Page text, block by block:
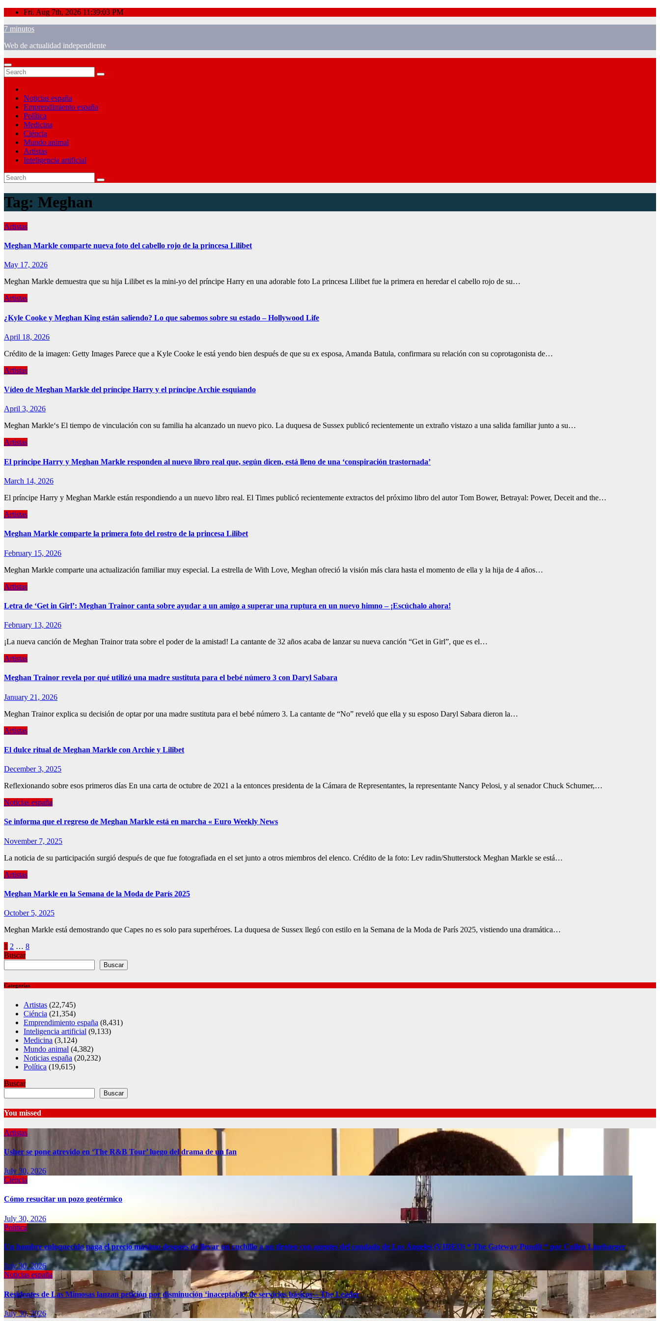
Skip
content
Fri. Aug 7th, 2026 11:39:04 PM
7 minutos
Web de actualidad independiente
Noticias españa
Emprendimiento españa
Política
Medicina
Ciéncia
Mundo animal
Artistas
Inteligencia artificial
Tag: Meghan
Artistas
Meghan Markle comparte nueva foto del cabello rojo de la princesa Lilibet
May 17, 2026
Meghan Markle demuestra que su hija Lilibet es la mini-yo del príncipe Harry en una adorable foto La princesa Lilibet fue la primera en heredar el cabello rojo de su…
Artistas
¿Kyle Cooke y Meghan King están saliendo? Lo que sabemos sobre su estado – Hollywood Life
April 18, 2026
Crédito de la imagen: Getty Images Parece que a Kyle Cooke le está yendo bien después de que su ex esposa, Amanda Batula, confirmara su relación con su coprotagonista de…
Artistas
Vídeo de Meghan Markle del príncipe Harry y el príncipe Archie esquiando
April 3, 2026
Meghan Markle‘s El tiempo de vinculación con su familia ha alcanzado un nuevo pico. La duquesa de Sussex publicó recientemente un extraño vistazo a una salida familiar junto a su…
Artistas
El príncipe Harry y Meghan Markle responden al nuevo libro real que, según dicen, está lleno de una ‘conspiración trastornada’
March 14, 2026
El príncipe Harry y Meghan Markle están respondiendo a un nuevo libro real. El Times publicó recientemente extractos del próximo libro del autor Tom Bower, Betrayal: Power, Deceit and the…
Artistas
Meghan Markle comparte la primera foto del rostro de la princesa Lilibet
February 15, 2026
Meghan Markle comparte una actualización familiar muy especial. La estrella de With Love, Meghan ofreció la visión más clara hasta el momento de ella y la hija de 4 años…
Artistas
Letra de ‘Get in Girl’: Meghan Trainor canta sobre ayudar a un amigo a superar una ruptura en un nuevo himno – ¡Escúchalo ahora!
February 13, 2026
¡La nueva canción de Meghan Trainor trata sobre el poder de la amistad! La cantante de 32 años acaba de lanzar su nueva canción “Get in Girl”, que es el…
Artistas
Meghan Trainor revela por qué utilizó una madre sustituta para el bebé número 3 con Daryl Sabara
January 21, 2026
Meghan Trainor explica su decisión de optar por una madre sustituta para el bebé número 3. La cantante de “No” reveló que ella y su esposo Daryl Sabara dieron la…
Artistas
El dulce ritual de Meghan Markle con Archie y Lilibet
December 3, 2025
Reflexionando sobre esos primeros días En una carta de octubre de 2021 a la entonces presidenta de la Cámara de Representantes, la representante Nancy Pelosi, y al senador Chuck Schumer,…
Noticias españa
Se informa que el regreso de Meghan Markle está en marcha « Euro Weekly News
November 7, 2025
La noticia de su participación surgió después de que fue fotografiada en el set junto a otros miembros del elenco. Crédito de la foto: Lev radin/Shutterstock Meghan Markle se está…
Artistas
Meghan Markle en la Semana de la Moda de París 2025
October 5, 2025
Meghan Markle está demostrando que Capes no es solo para superhéroes. La duquesa de Sussex llegó con estilo en la Semana de la Moda de París 2025, vistiendo una dramática…
Posts
pagination
1 2 … 8
Buscar
Buscar
Categorías
Artistas (22,745)
Ciéncia (21,354)
Emprendimiento españa (8,431)
Inteligencia artificial (9,133)
Medicina (3,124)
Mundo animal (4,382)
Noticias españa (20,232)
Política (19,615)
Buscar
Buscar
You missed
Artistas
Usher se pone atrevido en ‘The R&B Tour’ luego del drama de un fan
July 30, 2026
Ciéncia
Cómo resucitar un pozo geotérmico
July 30, 2026
Política
Un hombre enloquecido paga el precio máximo después de llevar un cuchillo a un tiroteo con agentes del condado de Los Ángeles (VIDEO) * The Gateway Pundit * por Cullen Linebarger
July 30, 2026
Noticias españa
Residentes de Las Mimosas lanzan petición por disminución ‘inaceptable’ de servicios básicos – The Leader
July 30, 2026